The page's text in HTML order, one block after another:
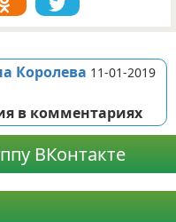
Королева 11-01-2019
в комментариях
ВКонтакте